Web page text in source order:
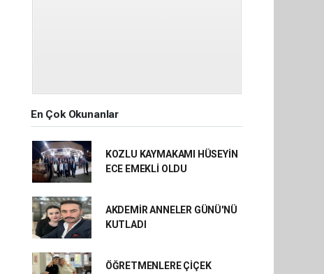
En Çok Okunanlar
KOZLU KAYMAKAMI HÜSEYİN
ECE EMEKLİ OLDU
AKDEMİR ANNELER GÜNÜ'NÜ
KUTLADI
ÖĞRETMENLERE ÇİÇEK